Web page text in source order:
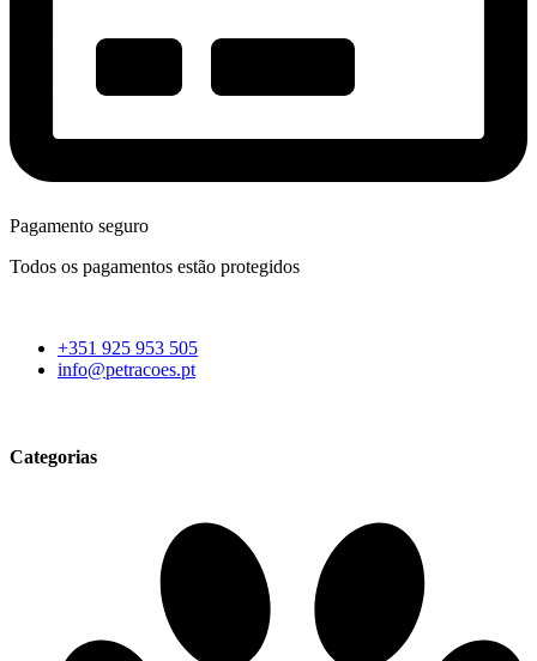
Pagamento seguro
Todos os pagamentos estão protegidos
+351 925 953 505
info@petracoes.pt
Categorias